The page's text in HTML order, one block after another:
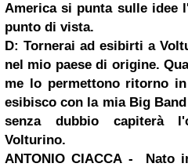
America si punta sulle idee
punto di vista.
D: Tornerai ad esibirti a
nel mio paese di origine.
me lo permettono ritorno in
esibisco con la mia Big
senza dubbio capiterà
Volturino.
ANTONIO CIACCA- Nato in